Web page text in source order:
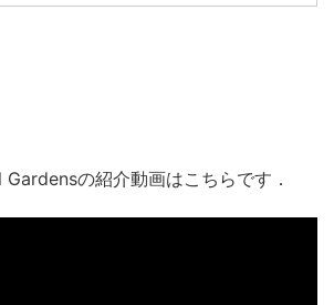
の紹介動画はこちらです．